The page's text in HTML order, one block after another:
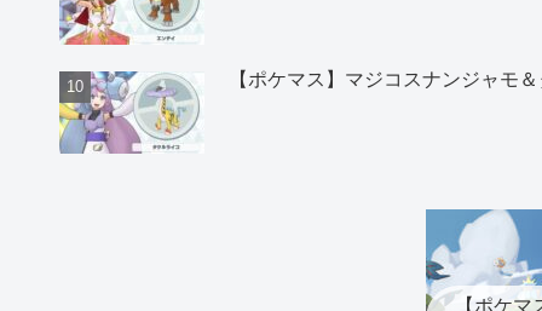
【ポケマス】マジコスナンジャモ
【ポケ